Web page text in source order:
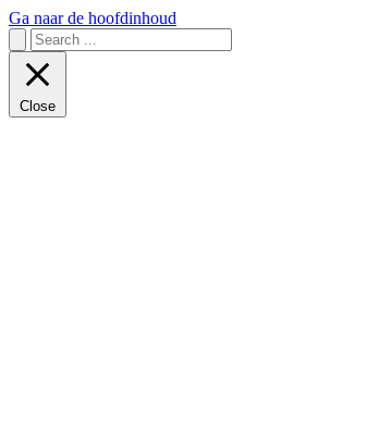
Ga naar de hoofdinhoud
Close